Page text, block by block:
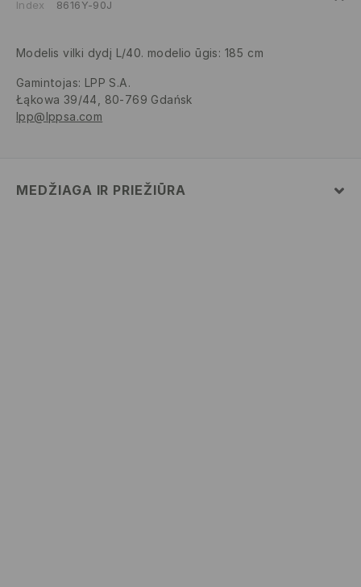
Index 8616Y-90J
Modelis vilki dydį L/40. modelio ūgis: 185 cm
Gamintojas: LPP S.A.
Łąkowa 39/44, 80-769 Gdańsk
lpp@lppsa.com
MEDŽIAGA IR PRIEŽIŪRA